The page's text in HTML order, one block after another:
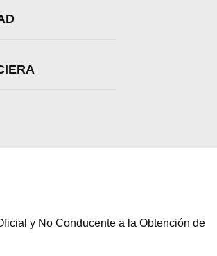
y No Conducente a la Obtención de